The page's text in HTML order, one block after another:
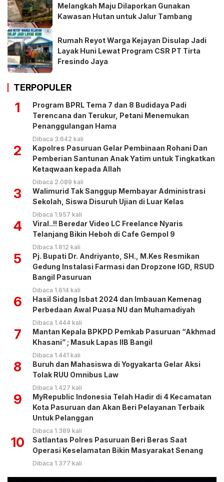
Melangkah Maju Dilaporkan Gunakan
Kawasan Hutan untuk Jalur Tambang
Rumah Reyot Warga Kejayan Disulap Jadi
Layak Huni Lewat Program CSR PT Tirta
Fresindo Jaya
TERPOPULER
1
Program BPRL Tema 7 dan 8 Budidaya Padi
Terencana dan Terukur, Petani Menemukan
Penanggulangan Hama
Dibaca 3.642 kali
2
Kapolres Pasuruan Gelar Pembinaan Rohani Dan
Pemberian Santunan Anak Yatim untuk Tingkatkan
Ketaqwaan kepada Allah
Dibaca 2.089 kali
3
Walimurid Tak Sanggup Membayar Administrasi
Sekolah, Siswa Disuruh Ujian di Luar Kelas
Dibaca 1.957 kali
4
Viral..!! Beredar Video LC Freelance Nyaris
Telanjang Bikin Heboh di Cafe Gempol 9
Dibaca 1.812 kali
5
Pj. Bupati Dr. Andriyanto, SH., M.Kes Resmikan
Gedung Instalasi Farmasi dan Dropzone IGD, RSUD
Bangil Pasuruan
Dibaca 1.614 kali
6
Hasil Sidang Isbat 2024 dan Imbauan Kemenag
Perbedaan Awal Puasa NU dan Muhamadiyah
Dibaca 1.444 kali
7
Mantan Kepala BPKPD Pemkab Pasuruan “Akhmad
Khasani” ; Masuk Lapas IIB Bangil
Dibaca 1.441 kali
8
Buruh dan Mahasiswa di Yogyakarta Gelar Aksi
Tolak RUU Omnibus Law
Dibaca 1.427 kali
9
MyRepublic Indonesia Telah Hadir di 4 Kecamatan
Kota Pasuruan dan Akan Beri Pelayanan Terbaik
Untuk Pelanggan
Dibaca 1.389 kali
10
Satlantas Polres Pasuruan Beri Beras Saat
Operasi Keselamatan Bikin Masyarakat Senang
Dibaca 1.377 kali